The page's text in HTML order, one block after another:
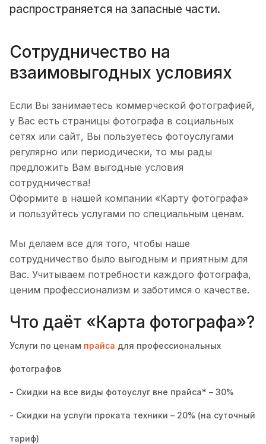
распространяется на запасные части.
Сотрудничество на
взаимовыгодных условиях
Если Вы занимаетесь коммерческой фотографией,
у Вас есть страницы фотографа в социальных
сетях или сайт, Вы пользуетесь фотоуслугами
регулярно или периодически, то мы рады
предложить Вам выгодные условия
сотрудничества!
Оформите в нашей компании «Карту фотографа»
и пользуйтесь услугами по специальным ценам.
Мы делаем все для того, чтобы наше
сотрудничество было выгодным и приятным для
Вас. Учитываем потребности каждого фотографа,
ценим профессионализм и заботимся о качестве.
Что даёт «Карта фотографа»?
Услуги по ценам прайса для профессиональных
фотографов
- Скидки на все виды фотоуслуг вне прайса* – 30%
- Скидки на услуги проката техники – 20% (на суточный
тариф)